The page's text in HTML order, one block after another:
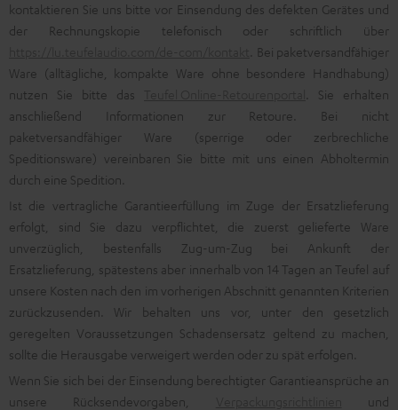
kontaktieren Sie uns bitte vor Einsendung des defekten Gerätes und
der Rechnungskopie telefonisch oder schriftlich über
. Bei paketversandfähiger
Ware (alltägliche, kompakte Ware ohne besondere Handhabung)
nutzen Sie bitte das
. Sie erhalten
anschließend Informationen zur Retoure. Bei nicht
paketversandfähiger Ware (sperrige oder zerbrechliche
Speditionsware) vereinbaren Sie bitte mit uns einen Abholtermin
durch eine Spedition.
Ist die vertragliche Garantieerfüllung im Zuge der Ersatzlieferung
erfolgt, sind Sie dazu verpflichtet, die zuerst gelieferte Ware
unverzüglich, bestenfalls Zug-um-Zug bei Ankunft der
Ersatzlieferung, spätestens aber innerhalb von 14 Tagen an Teufel auf
unsere Kosten nach den im vorherigen Abschnitt genannten Kriterien
zurückzusenden. Wir behalten uns vor, unter den gesetzlich
geregelten Voraussetzungen Schadensersatz geltend zu machen,
sollte die Herausgabe verweigert werden oder zu spät erfolgen.
Wenn Sie sich bei der Einsendung berechtigter Garantieansprüche an
unsere Rücksendevorgaben,
und